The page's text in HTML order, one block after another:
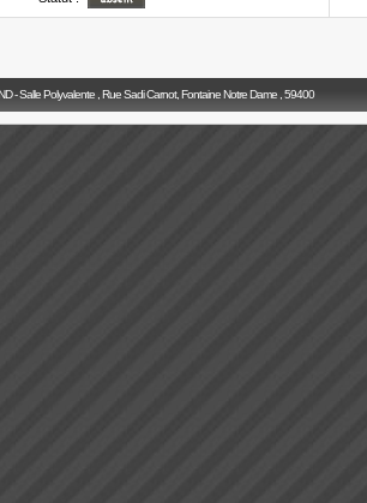
- Salle Polyvalente , Rue Sadi Carnot, Fontaine Notre Dame , 59400